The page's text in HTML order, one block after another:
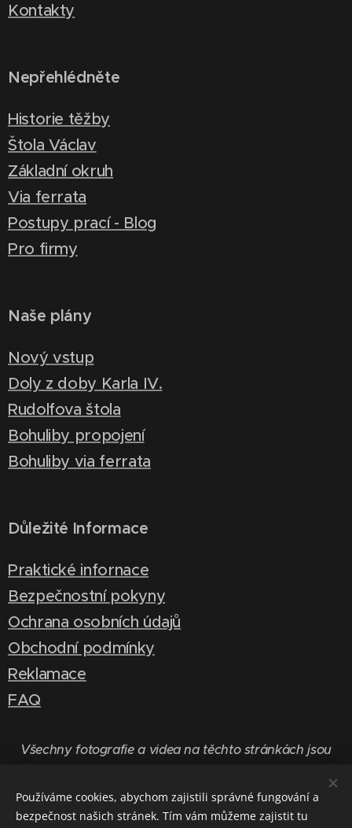
Kontakty
Nepřehlédněte
Historie těžby
Štola Václav
Základní okruh
Via ferrata
Postupy prací - Blog
Pro firmy
Naše plány
Nový vstup
Doly z doby Karla IV.
Rudolfova štola
Bohuliby propojení
Bohuliby via ferrata
Důležité Informace
Praktické infornace
Bezpečnostní pokyny
Ochrana osobních údajů
Obchodní podmínky
Reklamace
FAQ
Všechny fotografie a videa na těchto stránkách jsou
Používáme cookies, abychom zajistili správné fungování a
bezpečnost našich stránek. Tím vám můžeme zajistit tu